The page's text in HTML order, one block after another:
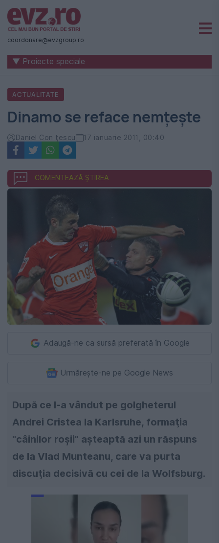
Știri
naționale
internaționale
România
-
Evenimentul
Zilei
coordonare@evzgroup.ro
▼ Proiecte speciale
ACTUALITATE
Dinamo se reface nemţeşte
Daniel Con ţescu 17 ianuarie 2011, 00:40
COMENTEAZĂ ȘTIREA
Adaugă-ne ca sursă preferată în Google
Urmărește-ne pe Google News
După ce l-a vândut pe golgheterul
Andrei Cristea la Karlsruhe, formaţia
"câinilor roşii" aşteaptă azi un răspuns
de la Vlad Munteanu, care va purta
discuţia decisivă cu cei de la Wolfsburg.